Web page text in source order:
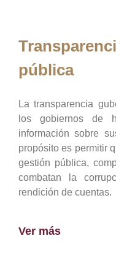
pública
La transparencia
los gobiernos de
información sobre
propósito es permitir
gestión pública,
combatan la
rendición de cuentas.
Ver más